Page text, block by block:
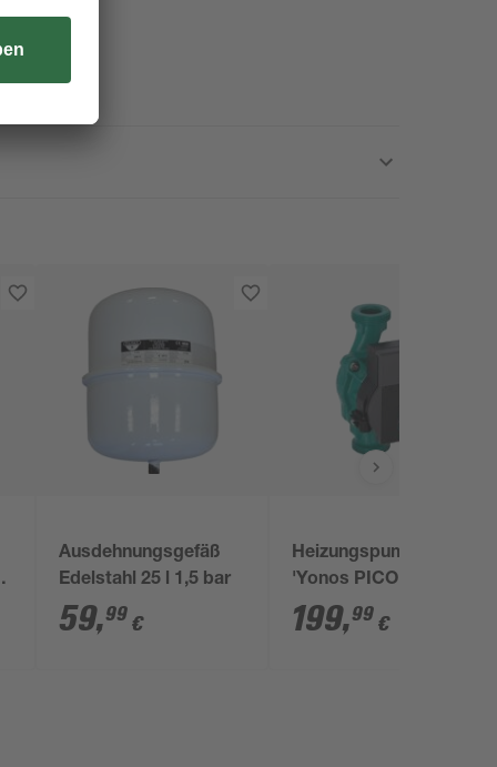
Ausdehnungsgefäß
Edelstahl 25 l 1,5 bar
59,99 €
Heizungspumpe
'Yonos PICO 1.0'
25/1-4
199,99 €